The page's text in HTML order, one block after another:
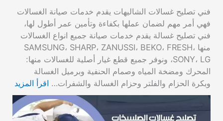
فني تصليح غسالات الشاليهات يقدم خدمات صيانة الغسالات
فهي أمر مهم لضمان عملها بكفاءة وتأمين عمر أطول لها،
فني تصليح غسالة يقدم خدمات صيانة جميع انواع الغسالات
منها SAMSUNG، SHARP، ZANUSSI، BEKO، FRESH،
SONY، LG، ونوفر جميع قطع غيار أصلية للغسالات منها:
المحرك ومضخة المياه وصمام الحنفية وبرميل الغسالة
وبكرة الحزام والفلتر وحزام الغسالة والشفرات… اقرأ المزيد